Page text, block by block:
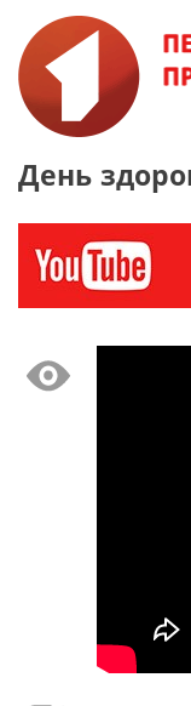
День